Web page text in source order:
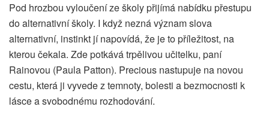
Pod hrozbou vyloučení ze školy přijímá nabídku přestupu
do alternativní školy. I když nezná význam slova
alternativní, instinkt jí napovídá, že je to příležitost, na
kterou čekala. Zde potkává trpělivou učitelku, paní
Rainovou (Paula Patton). Precious nastupuje na novou
cestu, která ji vyvede z temnoty, bolesti a bezmocnosti k
lásce a svobodnému rozhodování.